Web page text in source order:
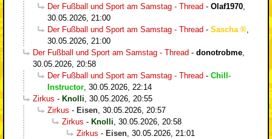
Der Fußball und Sport am Samstag - Thread - Olaf1970
30.05.2026, 21:00
Der Fußball und Sport am Samstag - Thread - Sascha
30.05.2026, 21:00
Der Fußball und Sport am Samstag - Thread - donotrobme
30.05.2026, 20:58
Der Fußball und Sport am Samstag - Thread - Chill-
Instructor 30.05.2026, 22:14
Zirkus - Knolli 30.05.2026, 20:55
Zirkus - Eisen 30.05.2026, 20:57
Zirkus - Knolli 30.05.2026, 20:58
Zirkus - Eisen 30.05.2026, 21:01